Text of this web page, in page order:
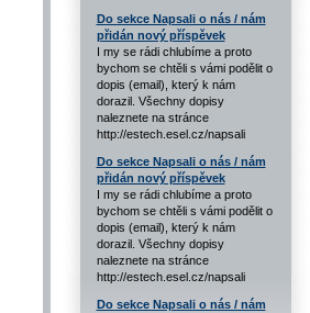
Do sekce Napsali o nás / nám
přidán nový příspěvek
I my se rádi chlubíme a proto
bychom se chtěli s vámi podělit o
dopis (email), který k nám
dorazil. Všechny dopisy
naleznete na stránce
http://estech.esel.cz/napsali
Do sekce Napsali o nás / nám
přidán nový příspěvek
I my se rádi chlubíme a proto
bychom se chtěli s vámi podělit o
dopis (email), který k nám
dorazil. Všechny dopisy
naleznete na stránce
http://estech.esel.cz/napsali
Do sekce Napsali o nás / nám